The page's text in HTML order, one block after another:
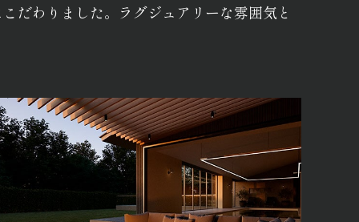
だわりました。ラグジュアリーな雰囲気と